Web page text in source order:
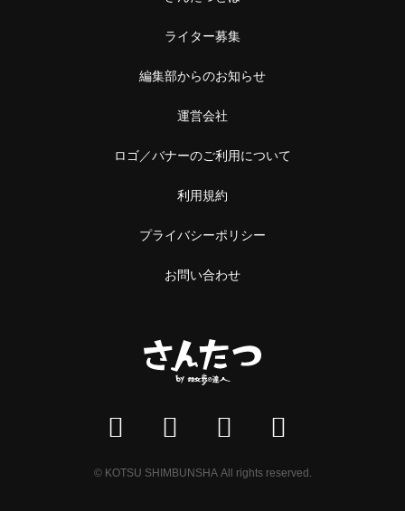
ライター募集
編集部からのお知らせ
運営会社
ロゴ／バナーのご利用について
利用規約
プライバシーポリシー
お問い合わせ
© KOTSU SHIMBUNSHA All rights reserved.